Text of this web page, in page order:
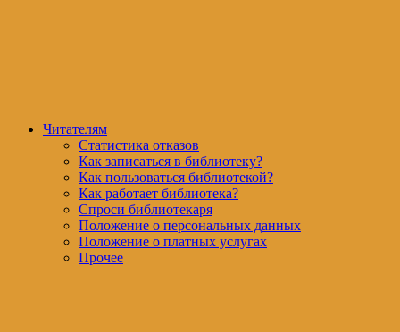
Читателям
Статистика отказов
Как записаться в библиотеку?
Как пользоваться библиотекой?
Как работает библиотека?
Спроси библиотекаря
Положение о персональных данных
Положение о платных услугах
Прочее